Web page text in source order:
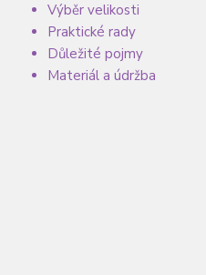
Výběr velikosti
Praktické rady
Důležité pojmy
Materiál a údržba